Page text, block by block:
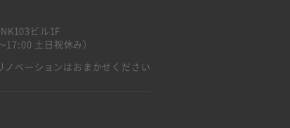
ビル1F
17:00 土日祝休み）
ベーションはおまかせください